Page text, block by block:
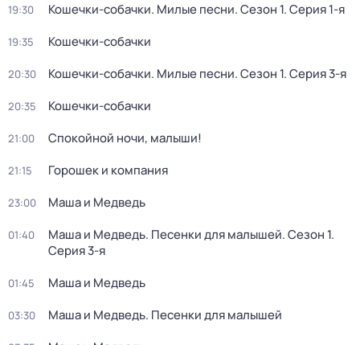
19:30 Кошечки-собачки. Милые песни. Сезон 1. Серия 1-я
19:35 Кошечки-собачки
20:30 Кошечки-собачки. Милые песни. Сезон 1. Серия 3-я
20:35 Кошечки-собачки
21:00 Спокойной ночи, малыши!
21:15 Горошек и компания
23:00 Маша и Медведь
01:40 Маша и Медведь. Песенки для малышей. Сезон 1.
Серия 3-я
01:45 Маша и Медведь
03:30 Маша и Медведь. Песенки для малышей